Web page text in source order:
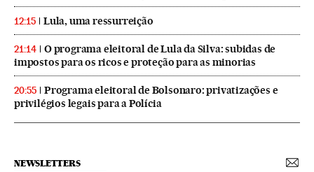
12:15 Lula, uma ressurreição
21:14
O programa eleitoral de Lula da Silva: subidas de
impostos para os ricos e proteção para as minorias
20:55
Programa eleitoral de Bolsonaro: privatizações e
privilégios legais para a Polícia
NEWSLETTERS